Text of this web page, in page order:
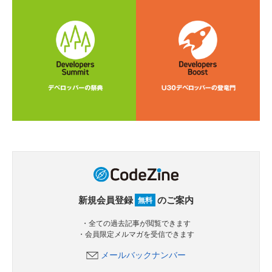
新規会員登録 無料 のご案内
・全ての過去記事が閲覧できます
・会員限定メルマガを受信できます
メールバックナンバー